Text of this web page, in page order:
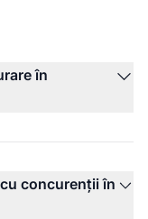
în
concurenții în